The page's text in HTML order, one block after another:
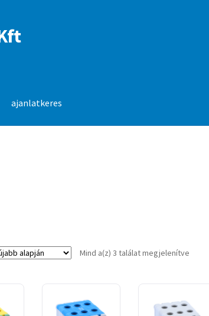
ajanlatkeres
Mind a(z) 3 találat megjelenítveSorted